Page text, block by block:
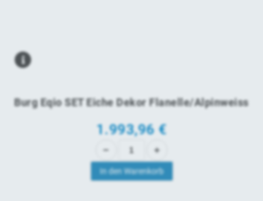
Burg Eqio SET Eiche Dekor Flanelle/Alpinweiss
1.993,96€
In den Warenkorb